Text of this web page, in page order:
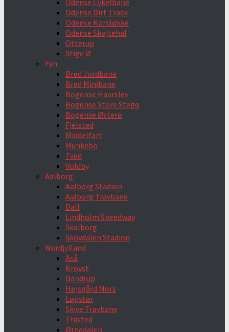
Odense Cykelbane
Odense Dirt Track
Odense Korsløkke
Odense Skøjtehal
Otterup
Stige Ø
Fyn
Bred Jordbane
Bred Minibane
Bogense Haarslev
Bogense Store Stegø
Bogense Østerø
Fjelsted
Middelfart
Munkebo
Tved
Voldby
Aalborg
Aalborg Stadion
Aalborg Travbane
Dall
Lindholm Speedway
Skalborg
Skovdalen Stadion
Nordjylland
Aså
Brovst
Gandrup
Højsgård Mors
Løgstør
Skive Travbane
Thisted
Ørnedalen